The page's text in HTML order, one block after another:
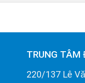
TRUNG
220/137 Lê